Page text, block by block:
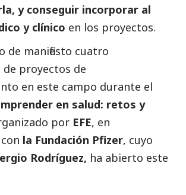
y conseguir incorporar al
y clínico en los proyectos.
de manifiesto cuatro
de proyectos de
en este campo durante el
en salud: retos y
por EFE, en
la Fundación Pfizer, cuyo
Rodríguez, ha abierto este